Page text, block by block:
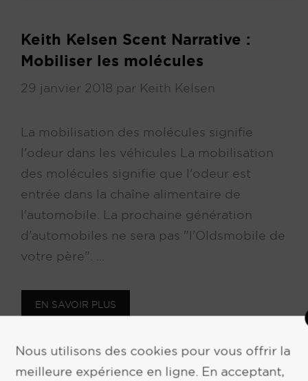
Keith Kelsen Scent Narrative :
Mobiliser les molécules
29 janvier 2018 par Keith Kelsen
La mobilisation des molécules signifie
l'odeur dans les véhicules La mobilisation
des molécules signifie que l'odeur est
entrée dans la chaîne alimentaire de
l'automobile. La prochaine génération
d'automobiles ne sera pas "l'Oldsmobile de
votre père". ...
EN SAVOIR PLUS
Nous utilisons des cookies pour vous offrir la
meilleure expérience en ligne. En acceptant,